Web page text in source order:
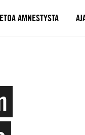
AMNESTYSTA